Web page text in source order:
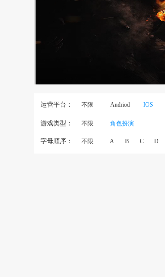
运营平台： 不限 Andriod IOS
游戏类型： 不限 角色扮演
字母顺序： 不限 A B C D